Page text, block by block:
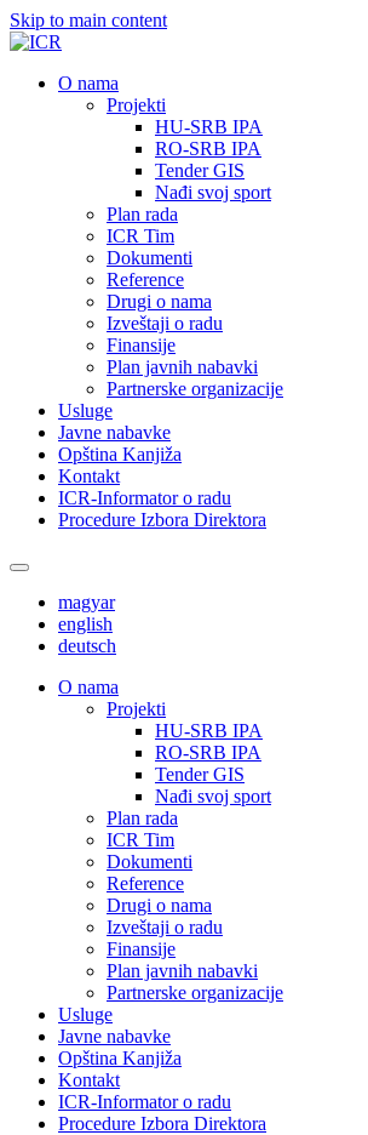
Skip to main content
О nama
Projekti
HU-SRB IPA
RO-SRB IPA
Tender GIS
Nađi svoj sport
Plan rada
ICR Tim
Dokumenti
Reference
Drugi o nama
Izveštaji o radu
Finansije
Plan javnih nabavki
Partnerske organizacije
Usluge
Javne nabavke
Opština Kanjiža
Kontakt
ICR-Informator o radu
Procedure Izbora Direktora
magyar
english
deutsch
О nama
Projekti
HU-SRB IPA
RO-SRB IPA
Tender GIS
Nađi svoj sport
Plan rada
ICR Tim
Dokumenti
Reference
Drugi o nama
Izveštaji o radu
Finansije
Plan javnih nabavki
Partnerske organizacije
Usluge
Javne nabavke
Opština Kanjiža
Kontakt
ICR-Informator o radu
Procedure Izbora Direktora